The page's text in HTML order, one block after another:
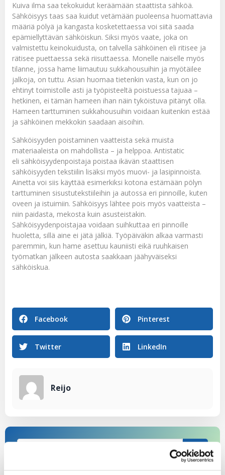
Kuiva ilma saa tekokuidut keräämään staattista sähköä.
Sähköisyys taas saa kuidut vetämään puoleensa huomattavia
määriä pölyä ja kangasta kosketettaessa voi siitä saada
epämiellyttävän sähköiskun. Siksi myös vaate, joka on
valmistettu keinokuidusta, on talvella sähköinen eli ritisee ja
rätisee puettaessa sekä riisuttaessa. Monelle naiselle myös
tilanne, jossa hame liimautuu sukkahousuihin ja myötäilee
jalkoja, on tuttu. Asian huomaa tietenkin vasta, kun on jo
ehtinyt toimistolle asti ja työpisteeltä poistuessa tajuaa –
hetkinen, ei tämän hameen ihan näin tyköistuva pitänyt olla.
Hameen tarttuminen sukkahousuihin voidaan kuitenkin estää
ja sähköinen mekkokin saadaan aisoihin.
Sähköisyyden poistaminen vaatteista sekä muista
materiaaleista on mahdollista – ja helppoa. Antistatic
eli sähköisyydenpoistaja poistaa ikävän staattisen
sähköisyyden tekstiilin lisäksi myös muovi- ja lasipinnoista.
Ainetta voi siis käyttää esimerkiksi kotona estämään pölyn
tarttuminen sisustutekstiileihin ja autossa eri pinnoille, kuten
oveen ja istuimiin. Sähköisyys lähtee pois myös vaatteista –
niin paidasta, mekosta kuin asusteistakin.
Sähköisyydenpoistajaa voidaan suihkuttaa eri pinnoille
huoletta, sillä aine ei jätä jälkiä. Työpäiväkin alkaa varmasti
paremmin, kun hame asettuu kauniisti eikä ruuhkaisen
työmatkan jälkeen autosta saakkaan jäähyväiseksi
sähköiskua.
Facebook Pinterest
Twitter LinkedIn
Reijo